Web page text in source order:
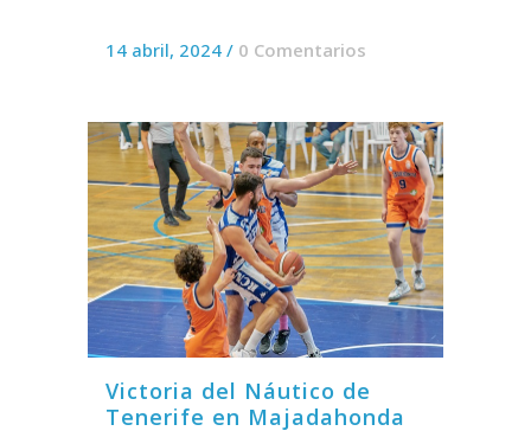
14 abril, 2024 / 0 Comentarios
Victoria del Náutico de
Tenerife en Majadahonda